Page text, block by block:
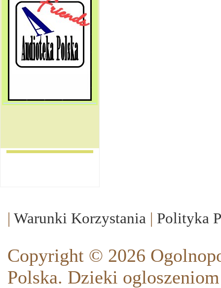
| Warunki Korzystania | Polityka
Copyright © 2026
Polska. Dzieki